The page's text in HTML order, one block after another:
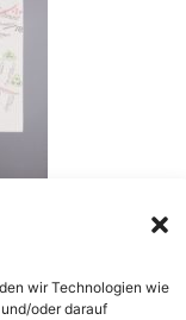
wir Technologien wie
oder darauf